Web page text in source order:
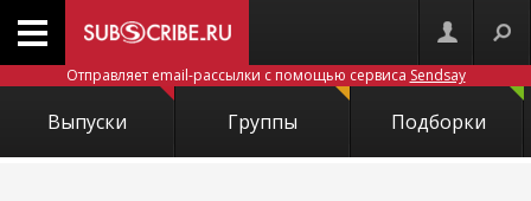
Отправляет email-рассылки с помощью сервиса Sendsay
Выпуски Группы Подборки